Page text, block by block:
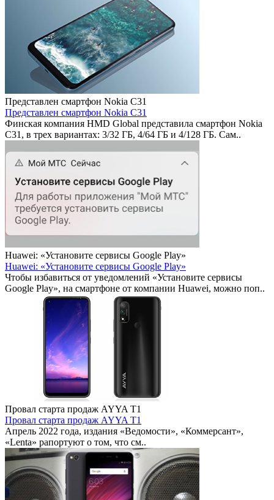
Представлен смартфон Nokia C31
Представлен смартфон Nokia C31
Финская компания HMD Global представила смартфон Nokia
C31, в трех вариантах: 3/32 ГБ, 4/64 ГБ и 4/128 ГБ. Сам..
Huawei: «Установите сервисы Google Play»
Huawei: «Установите сервисы Google Play»
Чтобы избавиться от уведомлений «Установите сервисы
Google Play», на смартфоне от компании Huawei, можно поп..
Провал старта продаж AYYA T1
Провал старта продаж AYYA T1
Апрель 2022 года, издания «Ведомости», «Коммерсант»,
«Lenta» рапортуют о том, что см..